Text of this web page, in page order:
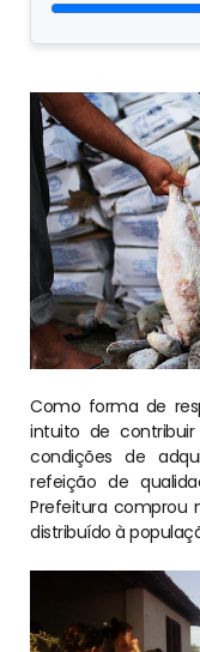
Como forma de
intuito de
condições de
refeição de
Prefeitura comprou
distribuído à